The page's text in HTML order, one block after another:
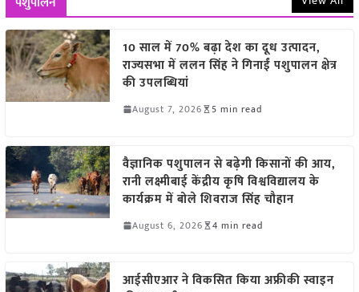
10 साल में 70% बढ़ा देश का दूध उत्पादन,
राज्यसभा में ललन सिंह ने गिनाईं पशुपालन क्षेत्र
की उपलब्धियां
August 7, 2026 5 min read
वैज्ञानिक पशुपालन से बढ़ेगी किसानों की आय,
रानी लक्ष्मीबाई केंद्रीय कृषि विश्वविद्यालय के
कार्यक्रम में बोले शिवराज सिंह चौहान
August 6, 2026 4 min read
आईसीएआर ने विकसित किया अफ्रीकी स्वाइन